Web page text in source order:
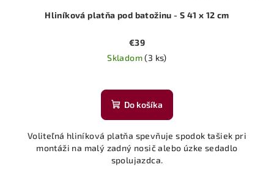
Hliníková platňa pod batožinu - S 41 x 12 cm
€39
Skladom(3 ks)
Do košíka
Voliteľná hliníková platňa spevňuje spodok tašiek pri
montáži na malý zadný nosič alebo úzke sedadlo
spolujazdca.